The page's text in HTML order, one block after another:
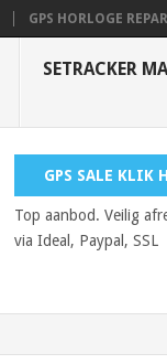
GPS HORLOGE
SETRACKER
GPS SALE KLIK
Top aanbod. Veilig
via Ideal, Paypal, SSL